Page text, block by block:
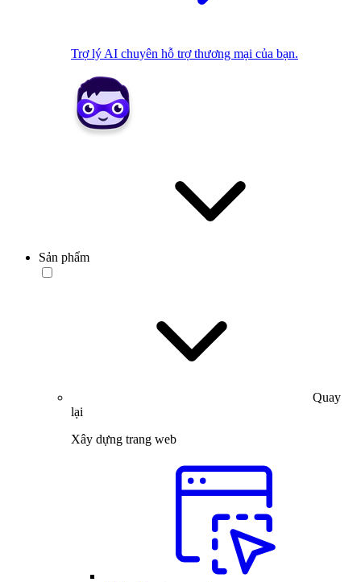
Trợ lý AI chuyên hỗ trợ thương mại của bạn.
Sản phẩm
Quay
lại
Xây dựng trang web